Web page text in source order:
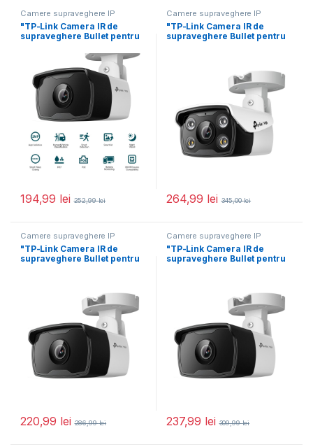
Camere supraveghere IP
"TP-Link Camera IR de
supraveghere Bullet pentru
194,99 lei 252,99lei
Camere supraveghere IP
"TP-Link Camera IR de
supraveghere Bullet pentru
264,99 lei 345,00lei
Camere supraveghere IP
"TP-Link Camera IR de
supraveghere Bullet pentru
220,99 lei 286,99lei
Camere supraveghere IP
"TP-Link Camera IR de
supraveghere Bullet pentru
237,99 lei 309,99lei